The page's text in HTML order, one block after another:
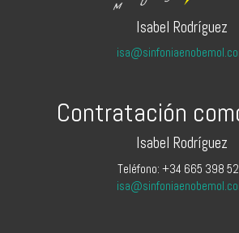
Isabel Rodríguez
Contratación
Isabel Rodríguez
Teléfono: +34 665 398